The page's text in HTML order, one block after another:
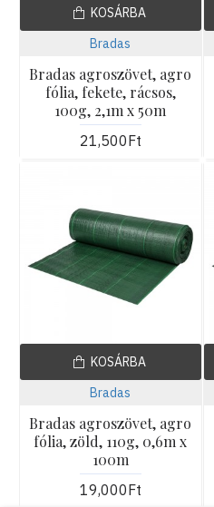
Bradas
Bradas agroszövet, agro
fólia, fekete, rácsos,
100g, 2,1m x 50m
21,500Ft
KOSÁRBA
Bradas
Bradas agroszövet, agro
fólia, zöld, 110g, 0,6m x
100m
19,000Ft
KOSÁRBA